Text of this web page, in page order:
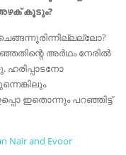
കൂടും?
അർഥം നേരിൽ
ഹരിപ്പാടനോ
ഇതൊന്നും പറഞ്ഞിട്ട്